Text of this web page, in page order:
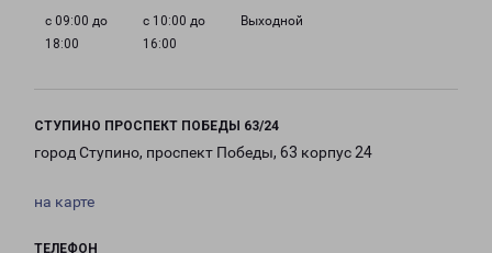
с 09:00 до
18:00
с 10:00 до
16:00
Выходной
СТУПИНО ПРОСПЕКТ ПОБЕДЫ 63/24
город Ступино, проспект Победы, 63 корпус 24
на карте
ТЕЛЕФОН